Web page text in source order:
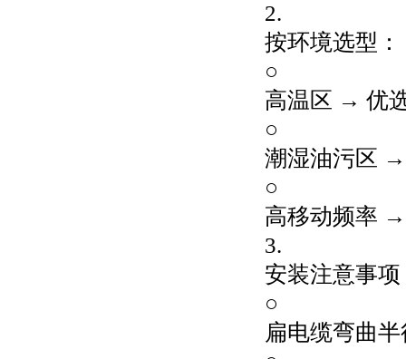
2.
按环境选型：
○
高温区 → 优
○
潮湿油污区
○
高移动频率
3.
安装注意事项
○
扁电缆弯曲